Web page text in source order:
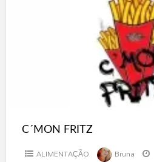
C´MON FRITZ
ALIMENTAÇÃO Bruna